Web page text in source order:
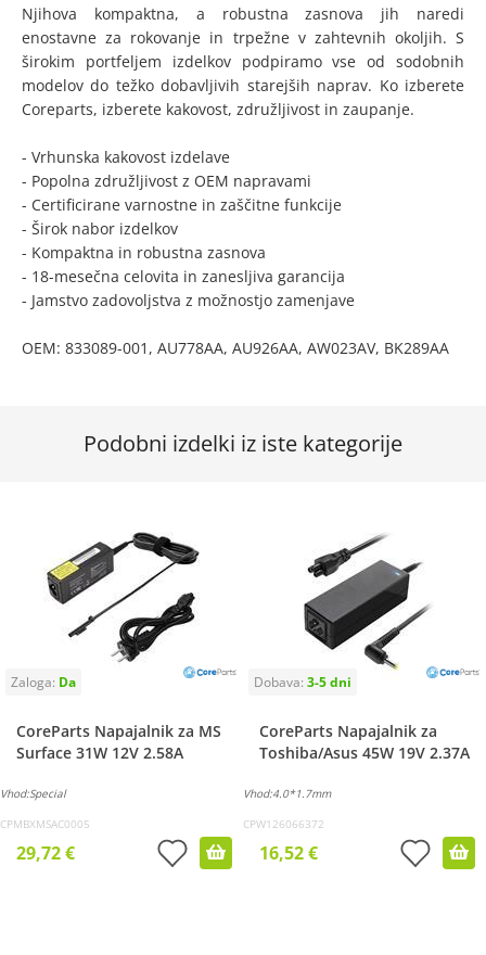
Njihova kompaktna, a robustna zasnova jih naredi
enostavne za rokovanje in trpežne v zahtevnih okoljih. S
širokim portfeljem izdelkov podpiramo vse od sodobnih
modelov do težko dobavljivih starejših naprav. Ko izberete
Coreparts, izberete kakovost, združljivost in zaupanje.
- Vrhunska kakovost izdelave
- Popolna združljivost z OEM napravami
- Certificirane varnostne in zaščitne funkcije
- Širok nabor izdelkov
- Kompaktna in robustna zasnova
- 18-mesečna celovita in zanesljiva garancija
- Jamstvo zadovoljstva z možnostjo zamenjave
OEM: 833089-001, AU778AA, AU926AA, AW023AV, BK289AA
Podobni izdelki iz iste kategorije
CoreParts Napajalnik za MS
Surface 31W 12V 2.58A
Vhod:Special
CPMBXMSAC0005
29,72 €
CoreParts Napajalnik za
Toshiba/Asus 45W 19V 2.37A
Vhod:4.0*1.7mm
CPW126066372
16,52 €